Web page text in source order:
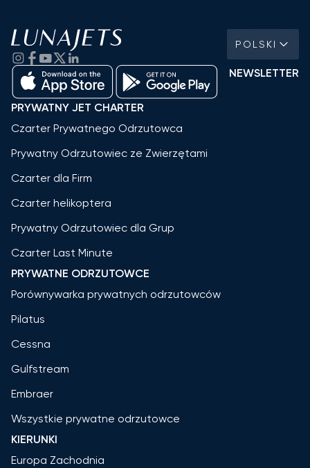
POLSKI
NEWSLETTER
PRYWATNY JET CHARTER
Czarter Prywatnego Odrzutowca
Prywatny Odrzutowiec ze Zwierzętami
Czarter dla Firm
Czarter helikoptera
Prywatny Odrzutowiec dla Grup
Czarter Last Minute
PRYWATNE ODRZUTOWCE
Porównywarka prywatnych odrzutowców
Pilatus
Cessna
Gulfstream
Embraer
Wszystkie prywatne odrzutowce
KIERUNKI
Europa Zachodnia